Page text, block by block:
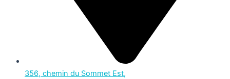
356, chemin du Sommet Est,